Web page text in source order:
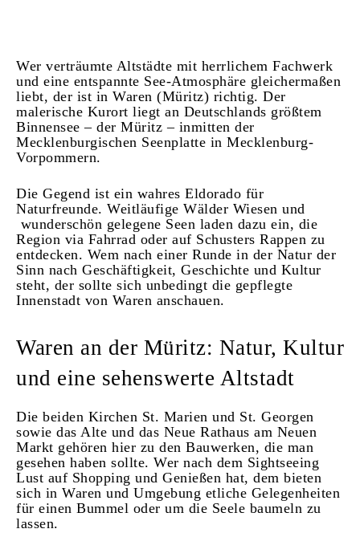
Wer verträumte Altstädte mit herrlichem Fachwerk
und eine entspannte See-Atmosphäre gleichermaßen
liebt, der ist in Waren (Müritz) richtig. Der
malerische Kurort liegt an Deutschlands größtem
Binnensee – der Müritz – inmitten der
Mecklenburgischen Seenplatte in Mecklenburg-
Vorpommern.
Die Gegend ist ein wahres Eldorado für
Naturfreunde. Weitläufige Wälder Wiesen und
wunderschön gelegene Seen laden dazu ein, die
Region via Fahrrad oder auf Schusters Rappen zu
entdecken. Wem nach einer Runde in der Natur der
Sinn nach Geschäftigkeit, Geschichte und Kultur
steht, der sollte sich unbedingt die gepflegte
Innenstadt von Waren anschauen.
Waren an der Müritz: Natur, Kultur
und eine sehenswerte Altstadt
Die beiden Kirchen St. Marien und St. Georgen
sowie das Alte und das Neue Rathaus am Neuen
Markt gehören hier zu den Bauwerken, die man
gesehen haben sollte. Wer nach dem Sightseeing
Lust auf Shopping und Genießen hat, dem bieten
sich in Waren und Umgebung etliche Gelegenheiten
für einen Bummel oder um die Seele baumeln zu
lassen.